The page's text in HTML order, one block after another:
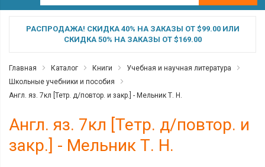
РАСПРОДАЖА! СКИДКА 40% НА ЗАКАЗЫ ОТ $99.00 ИЛИ
СКИДКА 50% НА ЗАКАЗЫ ОТ $169.00
Главная Каталог Книги
Учебная и научная литература
Школьные учебники и пособия
Англ. яз. 7кл [Тетр. д/повтор. и закр.] - Мельник Т. Н.
Англ. яз. 7кл [Тетр. д/повтор. и
закр.] - Мельник Т. Н.